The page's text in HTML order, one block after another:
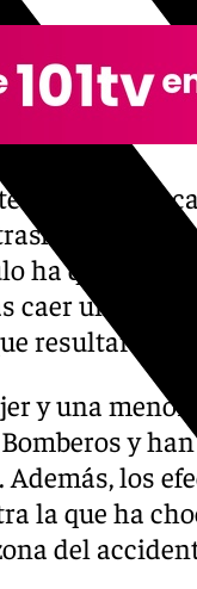
en la citada
trasladado
ha quedado
caer unos
resultaron
y una
y
los
la que ha
del